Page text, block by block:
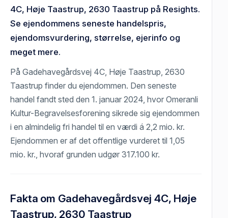
4C, Høje Taastrup, 2630 Taastrup på Resights.
Se ejendommens seneste handelspris,
ejendomsvurdering, størrelse, ejerinfo og
meget mere.
På Gadehavegårdsvej 4C, Høje Taastrup, 2630
Taastrup finder du ejendommen. Den seneste
handel fandt sted den 1. januar 2024, hvor Omeranli
Kultur-Begravelsesforening sikrede sig ejendommen
i en almindelig fri handel til en værdi á 2,2 mio. kr.
Ejendommen er af det offentlige vurderet til 1,05
mio. kr., hvoraf grunden udgør 317.100 kr.
Fakta om Gadehavegårdsvej 4C, Høje
Taastrup, 2630 Taastrup